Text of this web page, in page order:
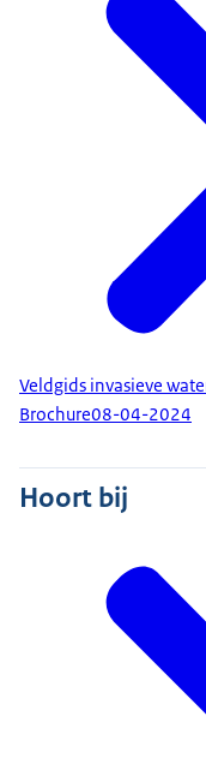
Veldgids invasieve
Brochure08-04-2024
Hoort bij